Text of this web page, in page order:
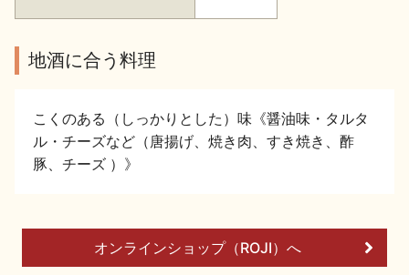
季節の商品 イベント情報
地酒蔵元会WEB展示会
美味しい地酒の選び方
地酒蔵元会とは
地酒に合う料理
こくのある（しっかりとした）味《醤油味・タルタ
ル・チーズなど（唐揚げ、焼き肉、すき焼き、酢
豚、チーズ ）》
オンラインショップ（ROJI）へ